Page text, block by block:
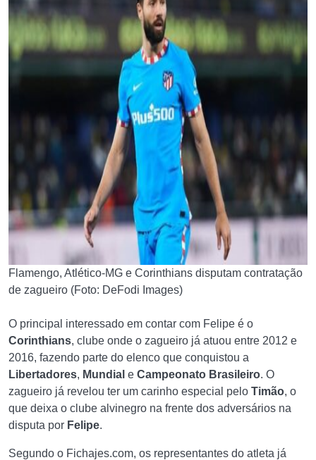
Flamengo, Atlético-MG e Corinthians disputam contratação
de zagueiro (Foto: DeFodi Images)
O principal interessado em contar com Felipe é o
Corinthians, clube onde o zagueiro já atuou entre 2012 e
2016, fazendo parte do elenco que conquistou a
Libertadores, Mundial e Campeonato Brasileiro. O
zagueiro já revelou ter um carinho especial pelo Timão, o
que deixa o clube alvinegro na frente dos adversários na
disputa por Felipe.
Segundo o Fichajes.com, os representantes do atleta já